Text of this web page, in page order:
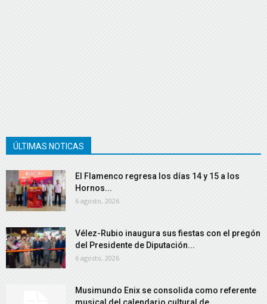
ÚLTIMAS NOTICAS
El Flamenco regresa los días 14 y 15 a los
Hornos...
6 agosto, 2026
Vélez-Rubio inaugura sus fiestas con el pregón
del Presidente de Diputación...
6 agosto, 2026
Musimundo Enix se consolida como referente